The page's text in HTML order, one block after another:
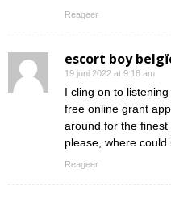
Reageer
escort boy
19 juni 2022 at 9:18 am
I cling on to
free online grant
around for the
please, where could
Reageer